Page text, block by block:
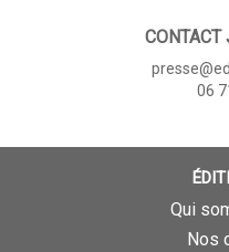
CONTACT
06
Qui
Nos